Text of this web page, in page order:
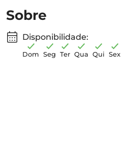
Sobre
Disponibilidade:
Dom Seg Ter Qua Qui Sex